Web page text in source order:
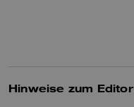
Hinweise zum Editor